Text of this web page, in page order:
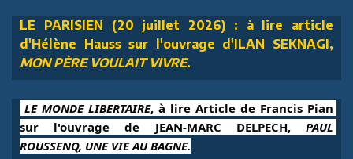
LE PARISIEN (20 juillet 2026) : à lire article
d'Hélène Hauss sur l'ouvrage d'ILAN SEKNAGI,
MON PÈRE VOULAIT VIVRE.
LE MONDE LIBERTAIRE, à lire Article de Francis Pian
sur l'ouvrage de JEAN-MARC DELPECH, PAUL
ROUSSENQ, UNE VIE AU BAGNE.